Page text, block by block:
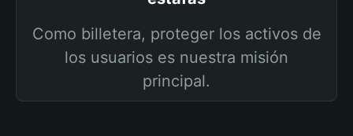
Como billetera, proteger los activos de
los usuarios es nuestra misión
principal.